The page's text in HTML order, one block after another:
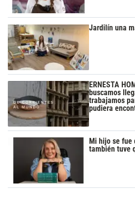
Jardilín una
ERNESTA
buscamos
trabajamos
pudiera
Mi hijo se fue
también tuve